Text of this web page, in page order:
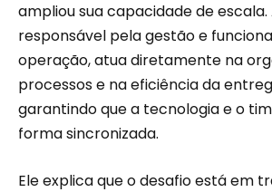
ampliou sua capacidade de escala.
responsável pela gestão e
operação, atua diretamente na
processos e na eficiência da
garantindo que a tecnologia e o
forma sincronizada.
Ele explica que o desafio está em